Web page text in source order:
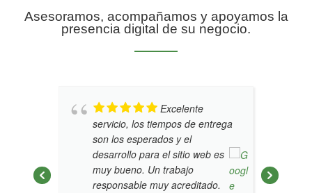
Asesoramos, acompañamos y apoyamos la
presencia digital de su negocio.
Excelente
servicio, los tiempos de entrega
son los esperados y el
desarrollo para el sitio web es
muy bueno. Un trabajo
responsable muy acreditado.